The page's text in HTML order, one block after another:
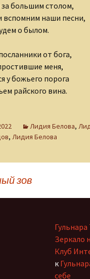
большим столом,
вспомним наши песни,
о былом.
от бога,
меня,
у божьего порога
райского вина.
Лидия Белова,
, Лидия Белова
зов
Зеркало
Клуб
к
себе